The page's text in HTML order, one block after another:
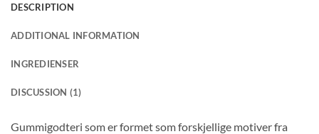
DESCRIPTION
ADDITIONAL INFORMATION
INGREDIENSER
DISCUSSION (1)
Gummigodteri som er formet som forskjellige motiver fra